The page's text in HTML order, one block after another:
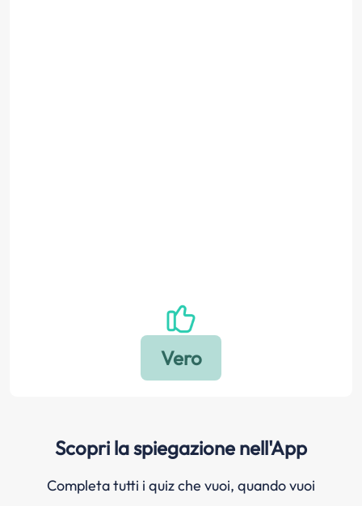
Scopri la spiegazione nell'App
Completa tutti i quiz che vuoi, quando vuoi